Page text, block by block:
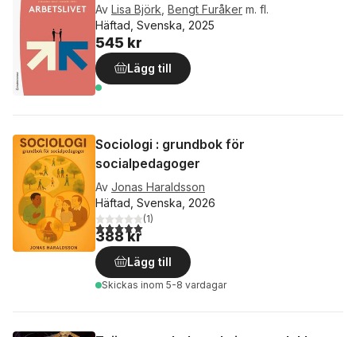
Av Lisa Björk Bengt Furåker m. fl.
Häftad, Svenska, 2025
545 kr
Lägg till
Sociologi : grundbok för
socialpedagoger
Av Jonas Haraldsson
Häftad, Svenska, 2026
5,0utav 5 stjärnor. Totalt antal röster:
(1)
388 kr
Lägg till
Skickas inom 5-8 vardagar